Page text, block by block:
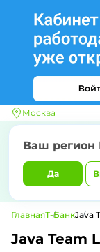
Москва
Ваш регион
Да
ГлавнаяТ-БанкJava
Java Team